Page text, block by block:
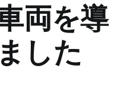
両を導
した